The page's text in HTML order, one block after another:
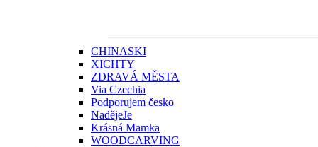
CHINASKI
XICHTY
ZDRAVÁ MĚSTA
Via Czechia
Podporujem česko
NadějeJe
Krásná Mamka
WOODCARVING